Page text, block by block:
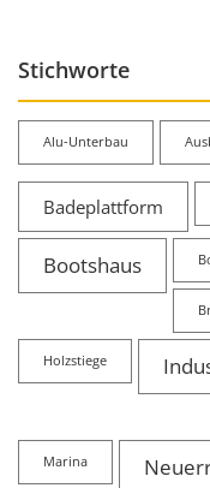
Stichworte
Alu-Unterbau
Badeplattform
Bootshaus
Holzstiege
Marina